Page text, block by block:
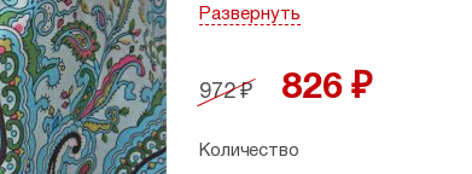
Развернуть
972 ₽ 826 ₽
Количество